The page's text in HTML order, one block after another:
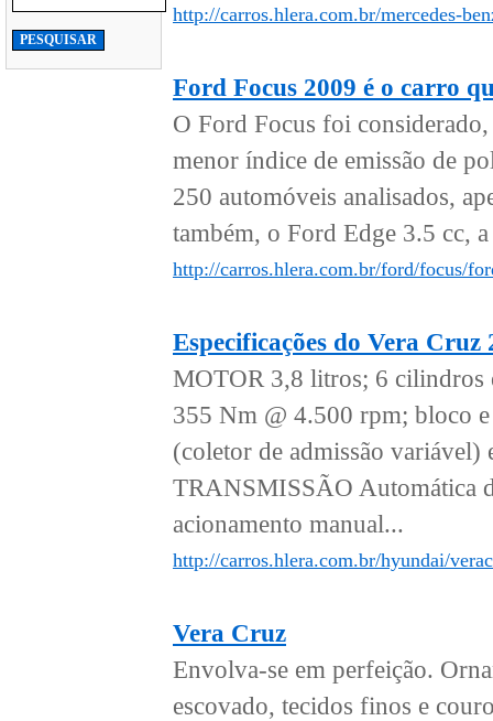
http://carros.hlera.com.br/mercedes-
Ford Focus 2009 é o carro
O Ford Focus foi
menor índice de emissão de
250 automóveis analisados,
também, o Ford Edge 3.5 cc,
http://carros.hlera.com.br/ford/focus/
Especificações do Vera Cruz
MOTOR 3,8 litros; 6 cilindros
355 Nm @ 4.500 rpm; bloco
(coletor de admissão
TRANSMISSÃO Automática
acionamento manual...
http://carros.hlera.com.br/hyundai/
Vera Cruz
Envolva-se em perfeição.
escovado, tecidos finos e